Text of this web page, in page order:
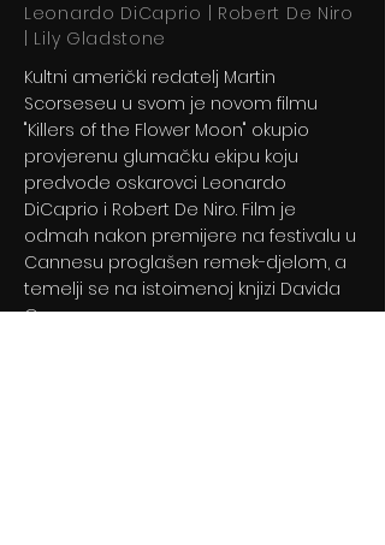
Leonardo DiCaprio | Robert De Niro
| Lily Gladstone
Kultni američki redatelj Martin
Scorseseu u svom je novom filmu
"Killers of the Flower Moon" okupio
provjerenu glumačku ekipu koju
predvode oskarovci Leonardo
DiCaprio i Robert De Niro. Film je
odmah nakon premijere na festivalu u
Cannesu proglašen remek-djelom, a
temelji se na istoimenoj knjizi Davida
Granna.